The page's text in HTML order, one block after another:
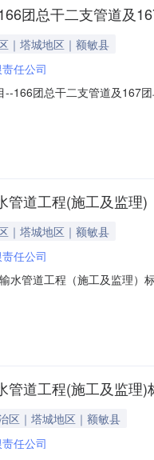
团总干二支管道及
｜塔城地区｜额敏县
任公司
166团总干二支管道及167
，现将中标候选人公示如
管道工程(施工及监理)
｜塔城地区｜额敏县
任公司
水管道工程（施工及监理）
团机关项目名称：第九师
管道工程(施工及监理)
区｜塔城地区｜额敏县
任公司